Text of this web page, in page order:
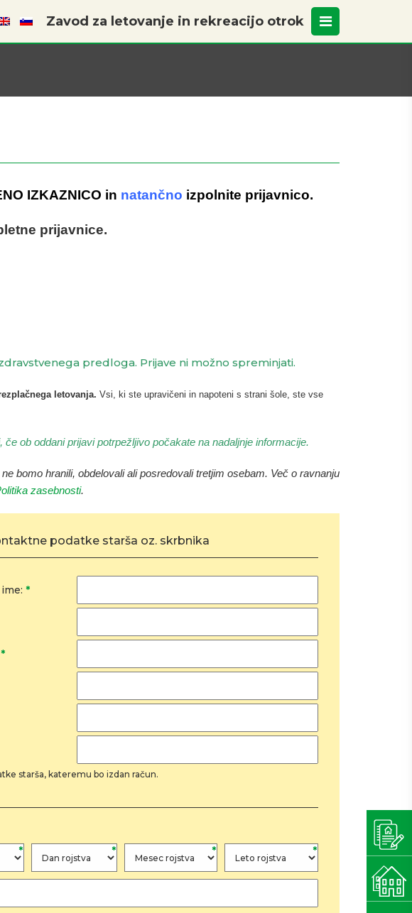
Zavod za letovanje in rekreacijo otrok
IZKAZNICO in natančno izpolnite prijavnico.
prijavnice.
predloga. Prijave ni možno spreminjati.
letovanja. Vsi, ki ste upravičeni in napoteni s strani šole, ste vse
ob oddani prijavi potrpežljivo počakate na nadaljnje informacije.
bomo hranili, obdelovali ali posredovali tretjim osebam. Več o ravnanju
zasebnosti.
podatke starša oz. skrbnika
*
*
starša, kateremu bo izdan račun.
* * * *